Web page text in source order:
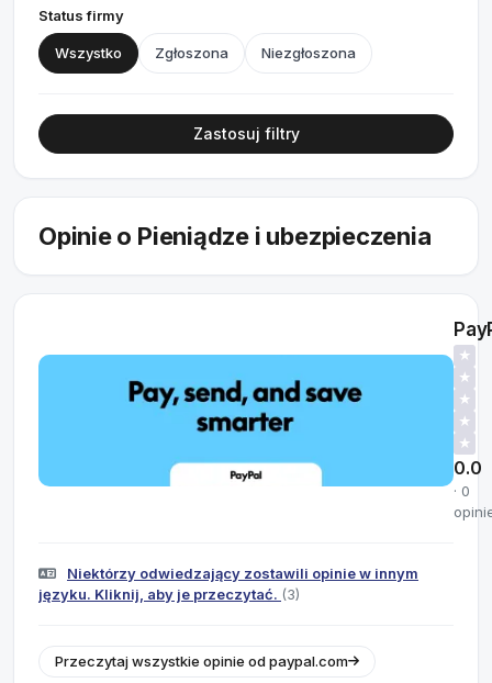
Status firmy
Wszystko Zgłoszona Niezgłoszona
Zastosuj filtry
Opinie o Pieniądze i ubezpieczenia
★
★
★
★
★
0.0
· 0
Niektórzy odwiedzający zostawili opinie w innym
języku. Kliknij, aby je przeczytać. (3)
Przeczytaj wszystkie opinie od paypal.com